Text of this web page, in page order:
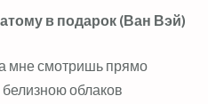
в подарок (Ван Вэй)
мне смотришь прямо
облаков